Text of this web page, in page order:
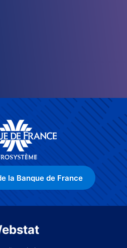
la Banque de France